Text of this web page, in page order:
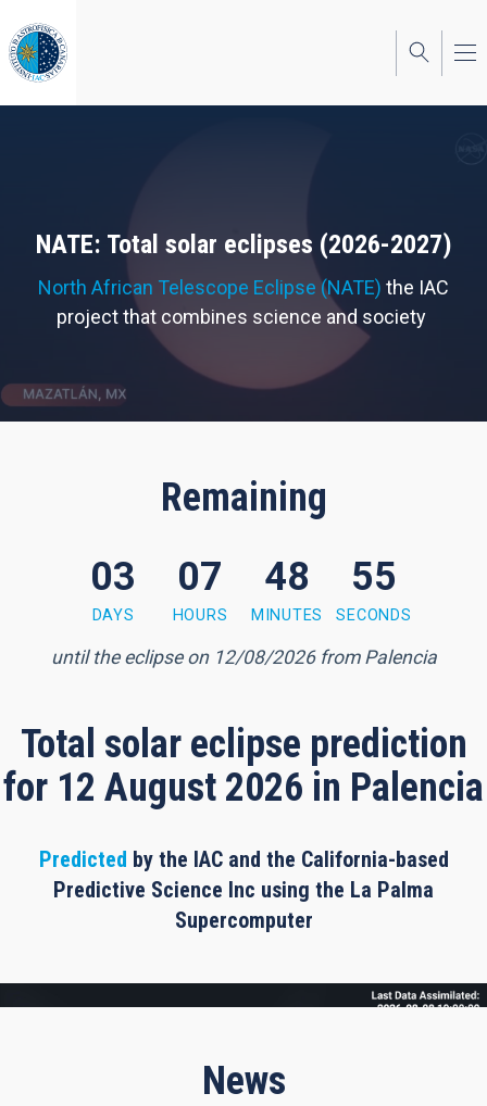
to
main
content
NATE: Total solar eclipses (2026-2027)
North African Telescope Eclipse (NATE) the IAC
project that combines science and society
Remaining
54 seconds
03
DAYS
07
HOURS
48
MINUTES
55
SECONDS
until the eclipse on 12/08/2026 from Palencia
Total solar eclipse prediction
for 12 August 2026 in Palencia
Predicted by the IAC and the California-based
Predictive Science Inc using the La Palma
Supercomputer
News